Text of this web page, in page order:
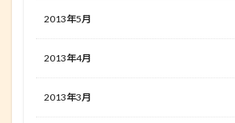
2013年5月
2013年4月
2013年3月